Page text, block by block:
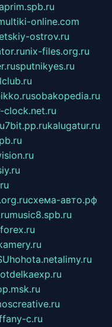
online.com
ostrov.ru
nix-files.org.ru
sputnikyes.ru
sobakopedia.ru
clock.net.ru
7bit.pp.rukalugatur.ru
схема-авто.рф
music8.spb.ru
hohota.netalimy.ru
otdelkaexp.ru
c.ru